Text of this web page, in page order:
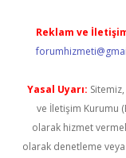
Reklam ve
Yasal Uyarı:
ve İletişim Kurumu
olarak hizmet
olarak denetleme